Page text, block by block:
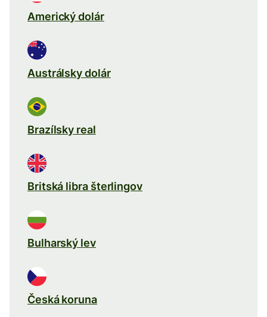
Americký dolár
Austrálsky dolár
Brazílsky real
Britská libra šterlingov
Bulharský lev
Česká koruna